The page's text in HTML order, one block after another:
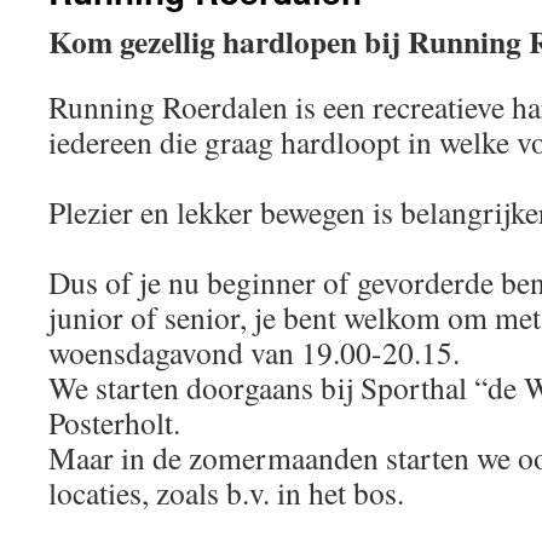
Kom gezellig hardlopen bij Running
Running Roerdalen is een recreatieve
iedereen die graag hardloopt in welke
Plezier en lekker bewegen is
Dus of je nu beginner of gevorderde
junior of senior, je bent welkom om
woensdagavond van 19.00-20.15.
We starten doorgaans bij Sporthal “de
Posterholt.
Maar in de zomermaanden starten we
locaties, zoals b.v. in het bos.